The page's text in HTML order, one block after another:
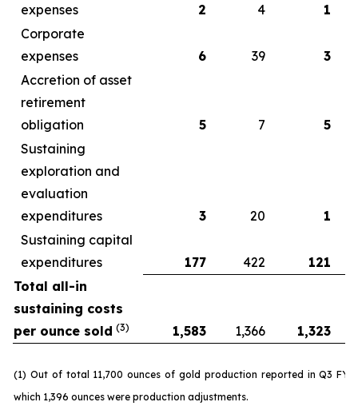
expenses
2 4
1
Corporate
expenses
6 39
3
Accretion of asset
retirement
obligation
5 7
5
Sustaining
exploration and
evaluation
expenditures
3 20
1
Sustaining capital
expenditures
177 422
121
Total all-in
sustaining costs
per ounce sold (3) 1,583 1,366 1,323
(1) Out of total 11,700 ounces of gold production reported in Q3 FY
which 1,396 ounces were production adjustments.